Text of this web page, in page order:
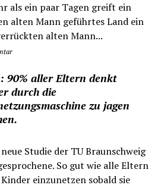
als ein paar Tagen greift ein
alten Mann geführtes Land ein
alten Mann...
90% aller Eltern denkt
durch die
zu jagen
Studie der TU Braunschweig
So gut wie alle Eltern
einzunetzen sobald sie